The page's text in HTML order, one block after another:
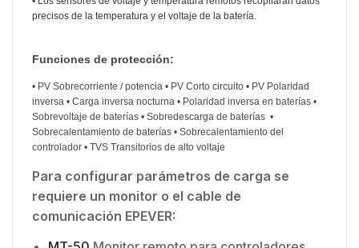
precisos de la temperatura y el voltaje de la batería.
Funciones de protección:
• PV Sobrecorriente / potencia • PV Corto circuito • PV Polaridad
inversa • Carga inversa nocturna • Polaridad inversa en baterías •
Sobrevoltaje de baterías • Sobredescarga de baterías •
Sobrecalentamiento de baterías • Sobrecalentamiento del
controlador • TVS Transitorios de alto voltaje
Para configurar parámetros de carga se
requiere un monitor o el cable de
comunicación EPEVER: